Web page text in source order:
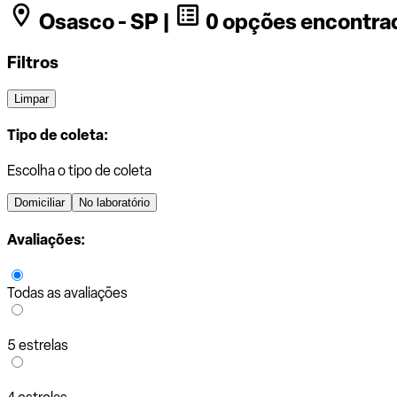
Osasco - SP | 0 opções
Filtros
Limpar
Tipo de coleta:
Escolha o tipo de coleta
Domiciliar No laboratório
Avaliações:
Todas as avaliações
5 estrelas